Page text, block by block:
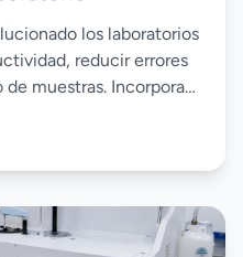
los laboratorios
reducir errores
muestras. Incorporar
de los resultados y
a las crecientes